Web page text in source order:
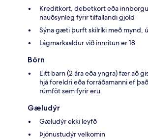
Kreditkort, debetkort eða
nauðsynleg fyrir tilfallandi gjöld
Sýna gæti þurft skilríki með mynd,
Lágmarksaldur við innritun er 18
Börn
Eitt barn (2 ára eða yngra) fær að
hjá foreldri eða forráðamanni ef
rúmföt sem fyrir eru.
Gæludýr
Gæludýr ekki leyfð
Þjónustudýr velkomin